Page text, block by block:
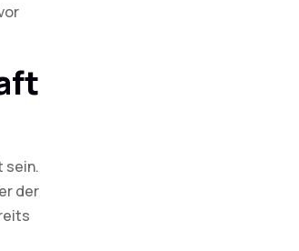
sein.
der